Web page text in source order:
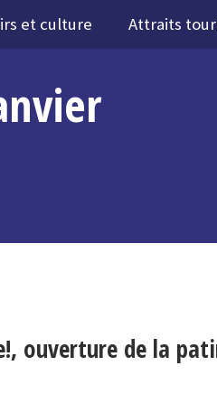
et culture Attraits
ouverture de la